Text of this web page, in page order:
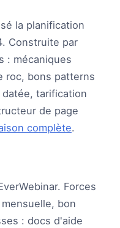
la planification
Construite par
: mécaniques
roc, bons patterns
tarification
de page
complète.
Forces
bon
: docs d'aide